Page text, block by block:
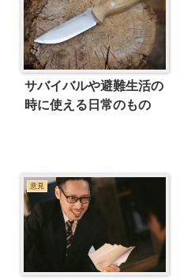
サバイバルや避難生活の
時に使える日常のもの
意見